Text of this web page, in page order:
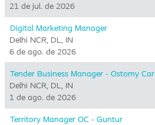
21 de jul. de 2026
Digital Marketing Manager
Delhi NCR, DL, IN
6 de ago. de 2026
Tender Business Manager - Ostomy
Delhi NCR, DL, IN
1 de ago. de 2026
Territory Manager OC - Guntur